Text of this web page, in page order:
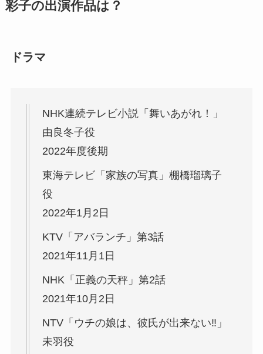
彩子の出演作品は？
ドラマ
NHK連続テレビ小説「舞いあがれ！」
由良冬子役
2022年度後期
東海テレビ「家族の写真」棚橋瑠璃子
役
2022年1月2日
KTV「アバランチ」第3話
2021年11月1日
NHK「正義の天秤」第2話
2021年10月2日
NTV「ウチの娘は、彼氏が出来ない‼」
未羽役